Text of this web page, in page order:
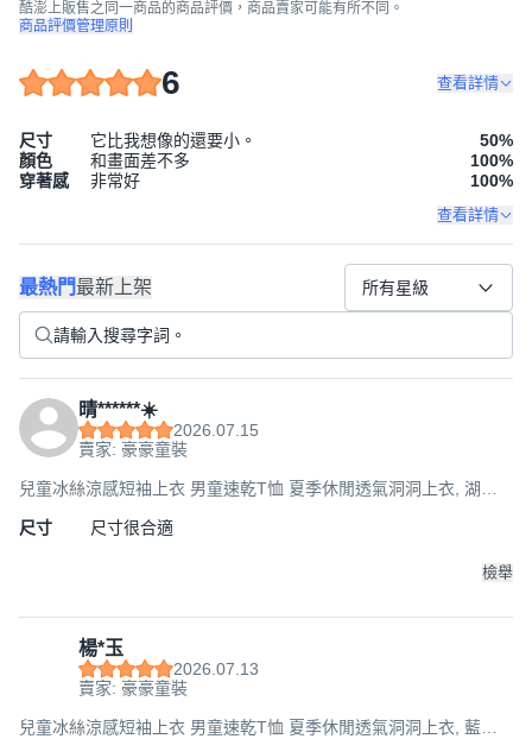
酷澎上販售之同一商品的商品評價，商品賣家可能有所不同。
商品評價管理原則
6 查看詳情
尺寸 它比我想像的還要小。 50%
顏色
和畫面差不多 100%
穿著感
非常好 100%
查看詳情
最熱門最新上架 所有星級
晴******☀️
2026.07.15
賣家: 豪豪童裝
兒童冰絲涼感短袖上衣 男童速乾T恤 夏季休閒透氣洞洞上衣, 湖
尺寸
尺寸很合適
檢舉
楊*玉
2026.07.13
賣家: 豪豪童裝
兒童冰絲涼感短袖上衣 男童速乾T恤 夏季休閒透氣洞洞上衣, 藍